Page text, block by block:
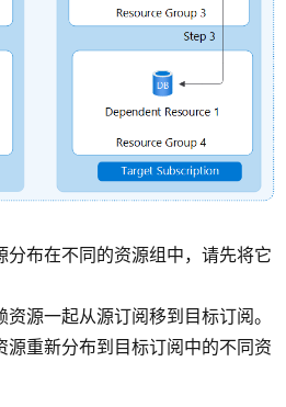
分布在不同的资源组中，请先将它
源一起从源订阅移到目标订阅。
源重新分布到目标订阅中的不同资